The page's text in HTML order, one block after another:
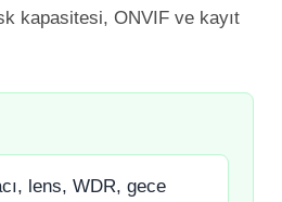
kapasitesi, ONVIF ve kayıt
lens, WDR, gece